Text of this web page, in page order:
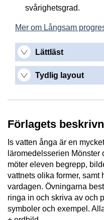
svårighetsgrad.
Mer om Långsam
Lättläst
Tydlig layout
Förlagets
Is vatten ånga är en
läromedelsserien Mönster
möter eleven begrepp,
vattnets olika former, samt
vardagen. Övningarna
ringa in och skriva av och
symboler och exempel.